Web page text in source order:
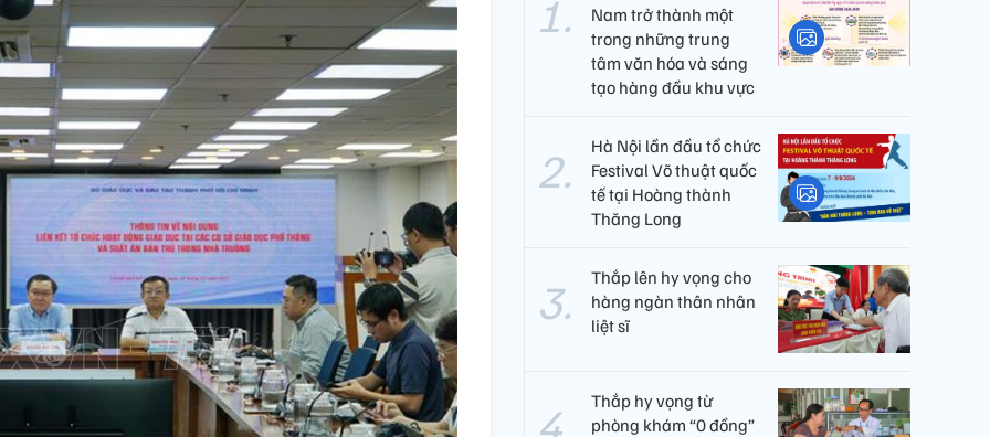
Nam trở thành một
trong những trung
tâm văn hóa và sáng
tạo hàng đầu khu vực
Hà Nội lần đầu tổ chức
Festival Võ thuật quốc
tế tại Hoàng thành
Thăng Long
Thắp lên hy vọng cho
hàng ngàn thân nhân
liệt sĩ
Thắp hy vọng từ
phòng khám “0 đồng”